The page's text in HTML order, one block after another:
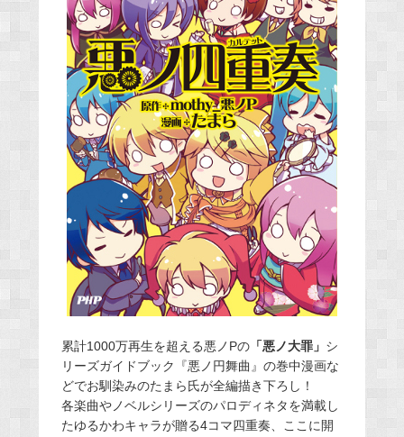
累計1000万再生を超える悪ノPの「悪ノ大罪」 シ
リーズガイドブック『悪ノ円舞曲』の巻中漫画な
どでお馴染みのたまら氏が全編描き下ろし！
各楽曲やノベルシリーズのパロディネタを満載し
たゆるかわキャラが贈る4コマ四重奏、ここに開